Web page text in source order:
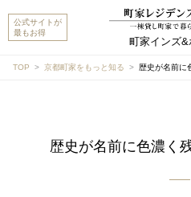
町家インズ
公式サイトが
最もお得
TOP 京都町家をもっと知る 歴史が名前に
歴史が名前に色濃く
す。宿をお探しですか？それとも